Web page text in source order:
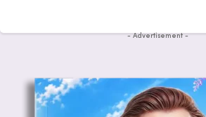
- Advertisement -